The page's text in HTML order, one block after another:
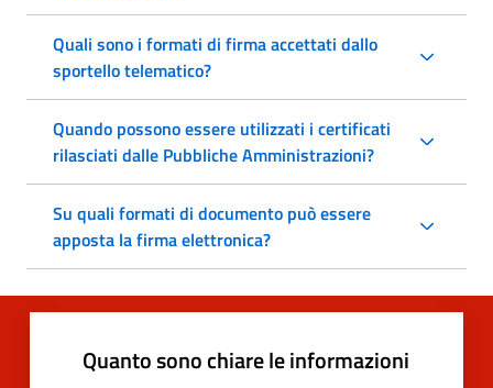
Quali sono i formati di firma accettati dallo
sportello telematico?
Quando possono essere utilizzati i certificati
rilasciati dalle Pubbliche Amministrazioni?
Su quali formati di documento può essere
apposta la firma elettronica?
Quanto sono chiare le informazioni